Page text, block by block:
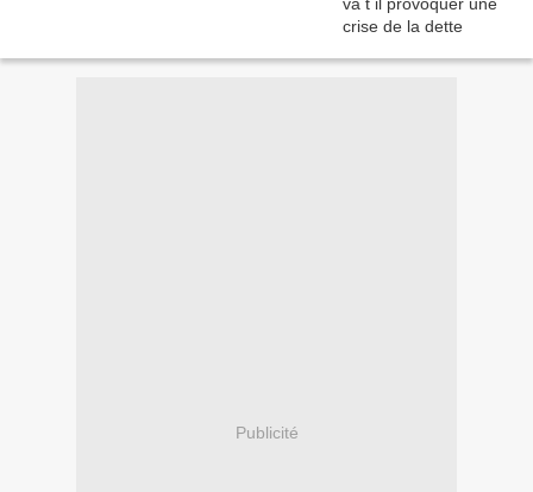
Publicité